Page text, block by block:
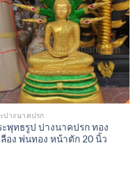
Add to
Wishlist
ปางนาคปรก
ะพุทธรูป ปางนาคปรก ทอง
ลือง พ่นทอง หน้าตัก 20 นิ้ว